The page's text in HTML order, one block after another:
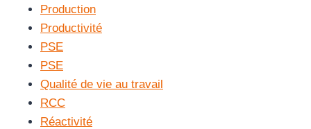
Production
Productivité
PSE
PSE
Qualité de vie au travail
RCC
Réactivité